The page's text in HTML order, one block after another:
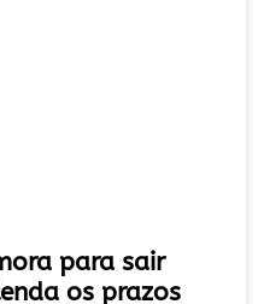
para sair
os prazos